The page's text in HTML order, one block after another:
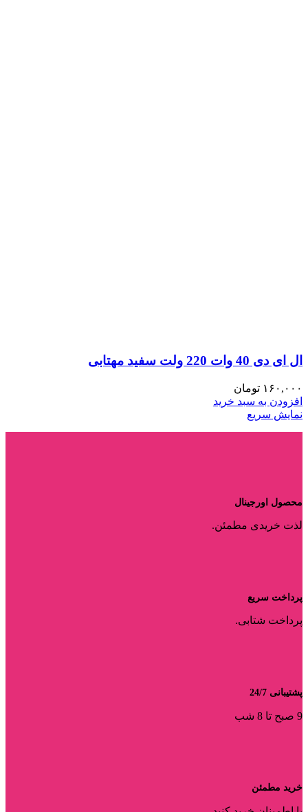
ال ای دی 40 وات 220 ولت سفید مهتابی
۱۶۰,۰۰۰ تومان
افزودن به سبد خرید
نمایش سریع
محصول اورجینال
لذت خریدی مطمئن.
پرداخت سریع
پرداخت شتابی.
پشتیبانی 24/7
9 صبح تا 8 شب
خرید مطمئن